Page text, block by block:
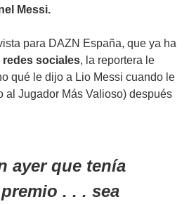
Messi.
para DAZN España, que ya ha
redes sociales, la reportera le
qué le dijo a Lio Messi cuando le
al Jugador Más Valioso) después
ayer que tenía
. . . sea